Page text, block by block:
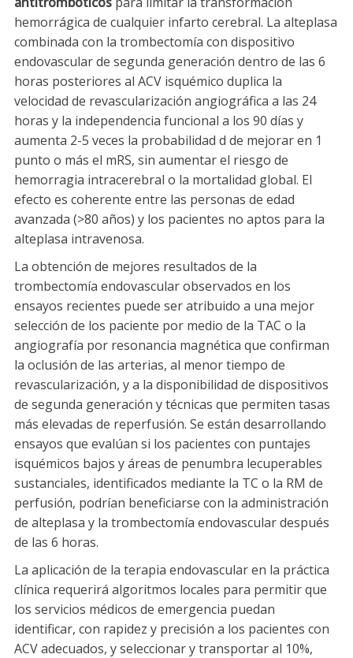
hemorrágica de cualquier infarto cerebral. La alteplasa
combinada con la trombectomía con dispositivo
endovascular de segunda generación dentro de las 6
horas posteriores al ACV isquémico duplica la
velocidad de revascularización angiográfica a las 24
horas y la independencia funcional a los 90 días y
aumenta 2-5 veces la probabilidad d de mejorar en 1
punto o más el mRS, sin aumentar el riesgo de
hemorragia intracerebral o la mortalidad global. El
efecto es coherente entre las personas de edad
avanzada (>80 años) y los pacientes no aptos para la
alteplasa intravenosa.
La obtención de mejores resultados de la
trombectomía endovascular observados en los
ensayos recientes puede ser atribuido a una mejor
selección de los paciente por medio de la TAC o la
angiografía por resonancia magnética que confirman
la oclusión de las arterias, al menor tiempo de
revascularización, y a la disponibilidad de dispositivos
de segunda generación y técnicas que permiten tasas
más elevadas de reperfusión. Se están desarrollando
ensayos que evalúan si los pacientes con puntajes
isquémicos bajos y áreas de penumbra lecuperables
sustanciales, identificados mediante la TC o la RM de
perfusión, podrían beneficiarse con la administración
de alteplasa y la trombectomía endovascular después
de las 6 horas.
La aplicación de la terapia endovascular en la práctica
clínica requerirá algoritmos locales para permitir que
los servicios médicos de emergencia puedan
identificar, con rapidez y precisión a los pacientes con
ACV adecuados, y seleccionar y transportar al 10%,